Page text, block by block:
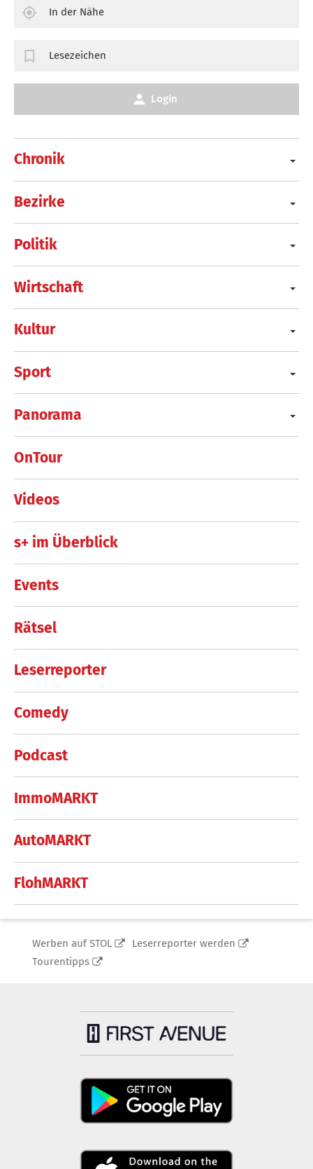
Chronik
Bezirke
Politik
Wirtschaft
Kultur
Sport
Panorama
OnTour
Videos
s+ im Überblick
Events
Rätsel
Leserreporter
Comedy
Podcast
ImmoMARKT
AutoMARKT
FlohMARKT
In der Nähe
Lesezeichen
Login
Werben auf STOL
Leserreporter werden
Tourentipps